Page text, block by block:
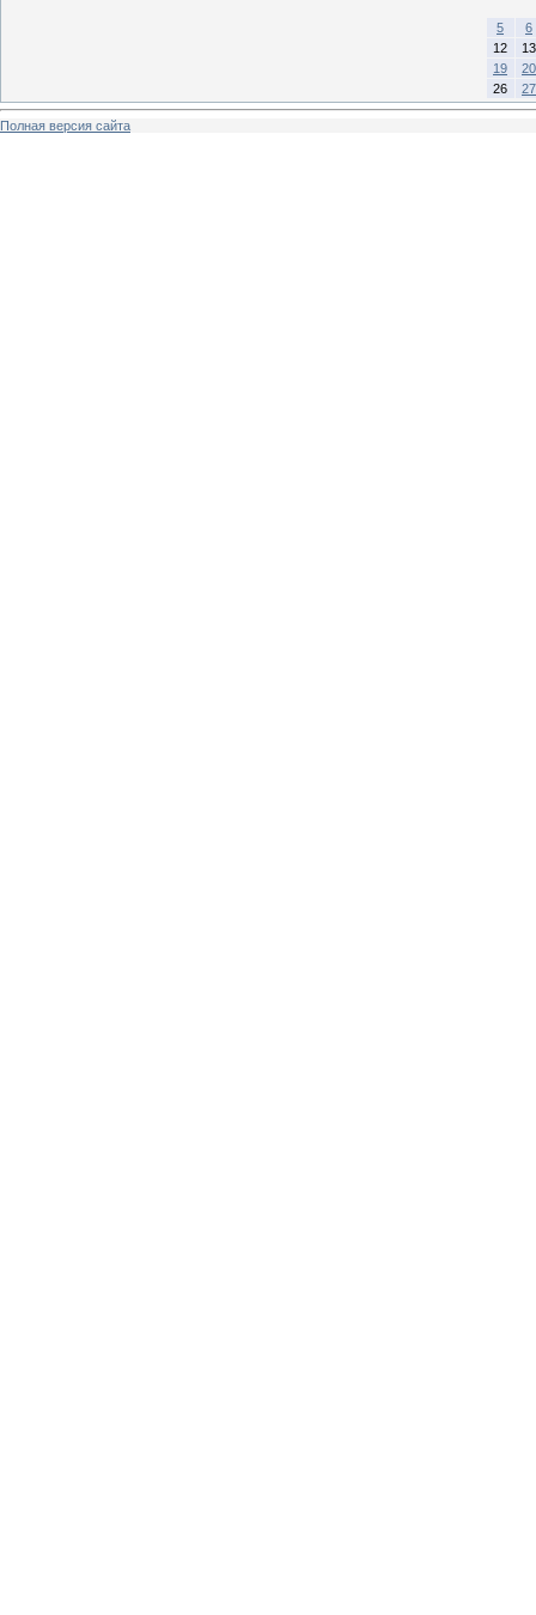
5
6
12
13
19
20
26
27
Полная версия сайта